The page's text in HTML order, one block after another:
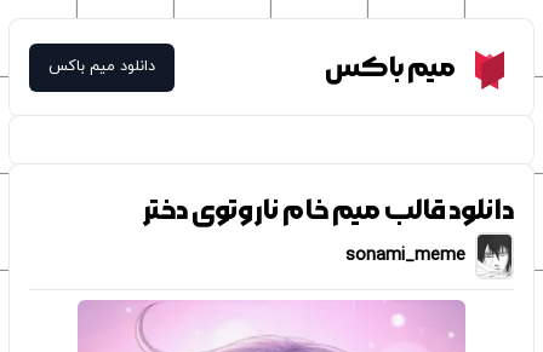
Meme Boxمیم باکس دانلود میم باکس
دانلود قالب میم خام ناروتوی دختر
sonami_meme